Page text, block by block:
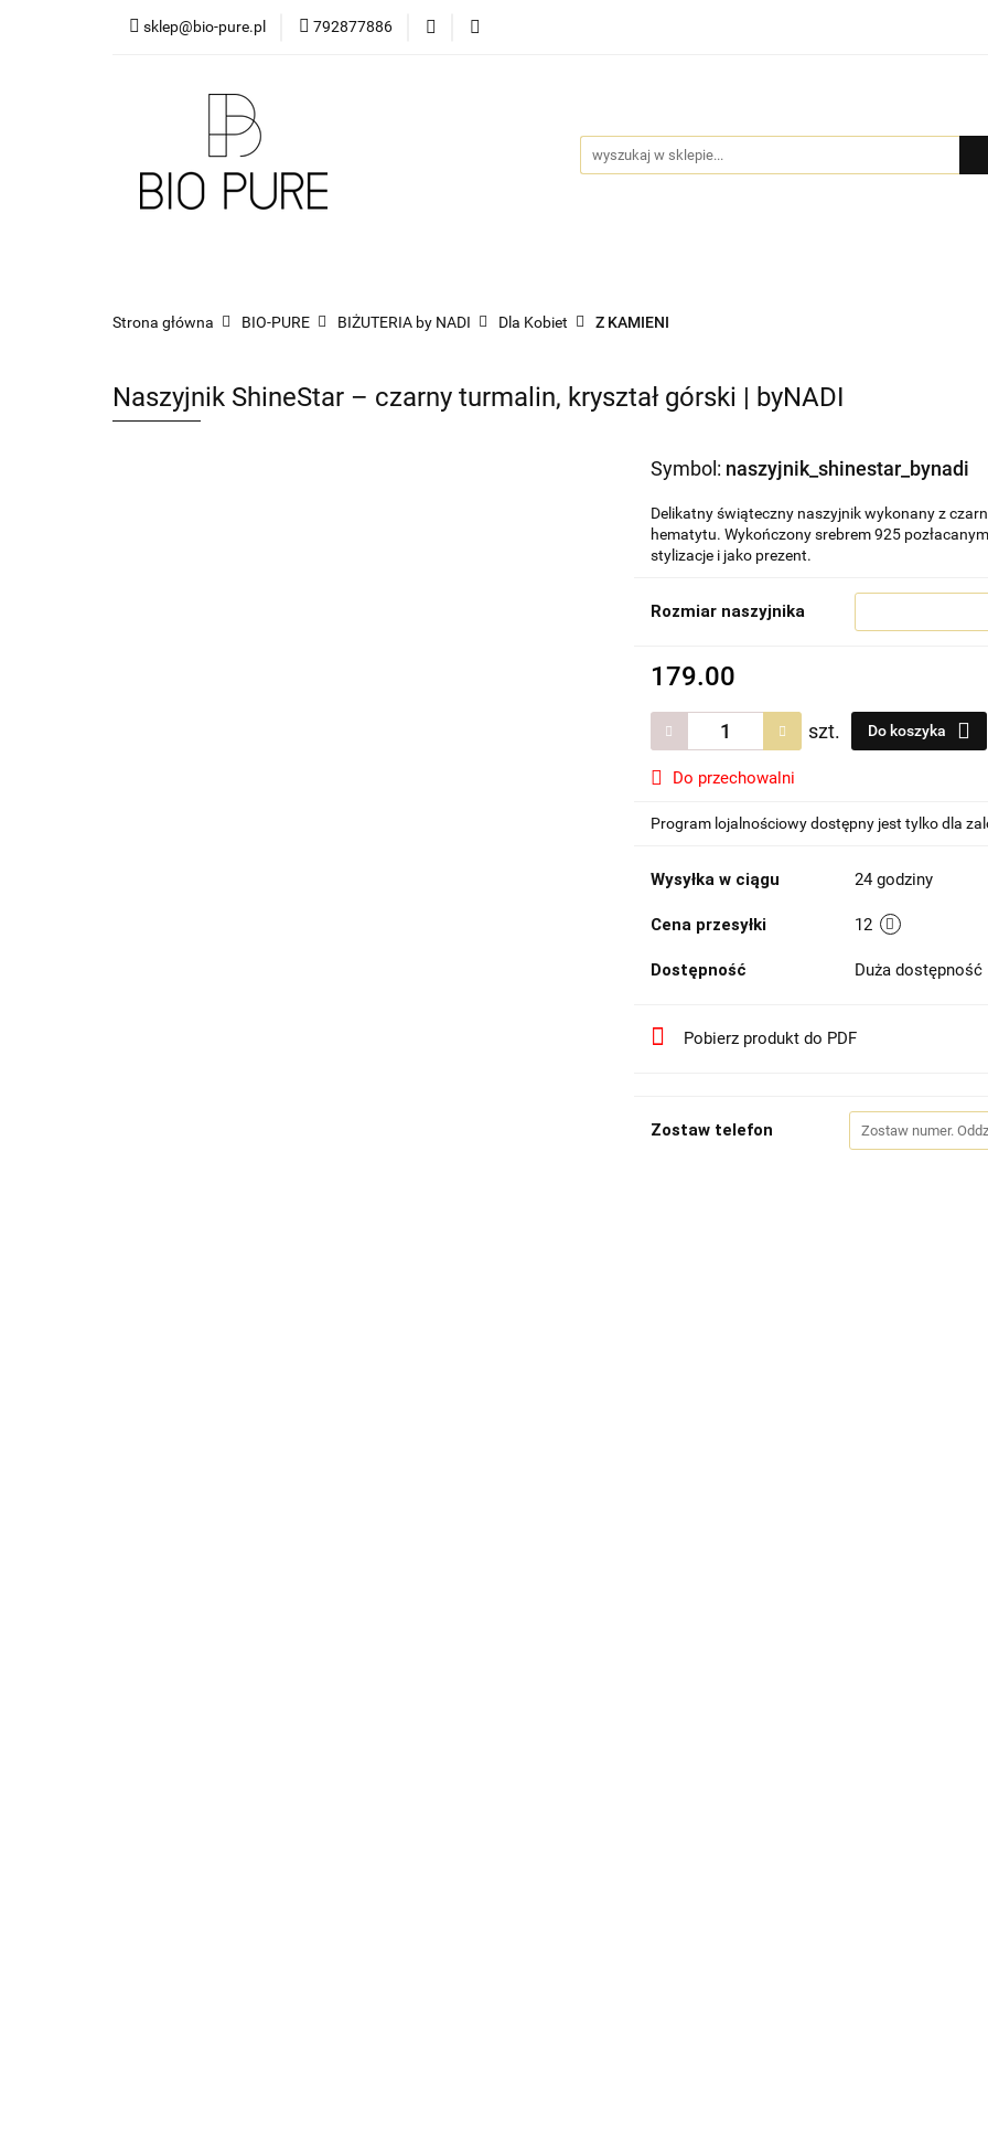
sklep@bio-pure.pl 792877886
O mnie OLEJKI Bio Pure
Strona główna BIO-PURE BIŻUTERIA by NADI Dla Kobiet Z KAMIENI
Naszyjnik ShineStar – czarny turmalin, kryształ górski | byNADI
Symbol: naszyjnik_shinestar_bynadi
Delikatny świąteczny naszyjnik wykonany z
hematytu. Wykończony srebrem 925
stylizacje i jako prezent.
Rozmiar naszyjnika
179.00
szt. Do koszyka
Do przechowalni
Program lojalnościowy dostępny jest tylko dla
Wysyłka w ciągu 24 godziny
Cena przesyłki 12
Dostępność Duża dostępność
Pobierz produkt do PDF
Zostaw telefon